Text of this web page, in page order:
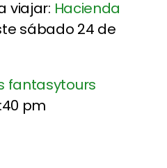
viajar: Hacienda
sábado 24 de
fantasytours
pm